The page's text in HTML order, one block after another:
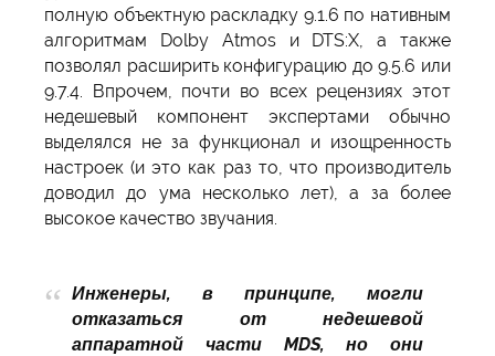
полную объектную раскладку 9.1.6 по нативным
алгоритмам Dolby Atmos и DTS:X, а также
позволял расширить конфигурацию до 9.5.6 или
9.7.4. Впрочем, почти во всех рецензиях этот
недешевый компонент экспертами обычно
выделялся не за функционал и изощренность
настроек (и это как раз то, что производитель
доводил до ума несколько лет), а за более
высокое качество звучания.
Инженеры, в принципе, могли
отказаться от недешевой
аппаратной части MDS, но они